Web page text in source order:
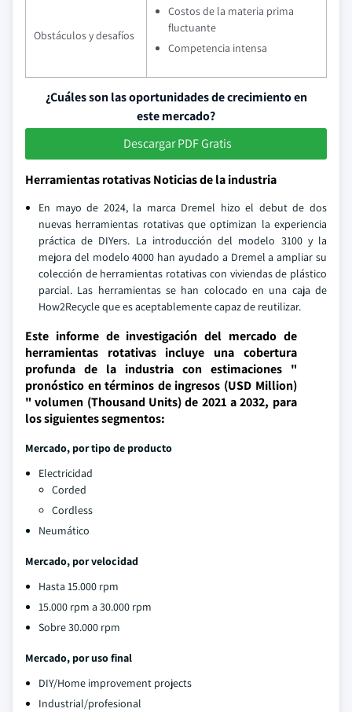
Obstáculos y desafíos
Costos de la materia prima
fluctuante
Competencia intensa
¿Cuáles son las oportunidades de crecimiento en
este mercado?
Descargar PDF Gratis
Herramientas rotativas Noticias de la industria
En mayo de 2024, la marca Dremel hizo el debut de dos
nuevas herramientas rotativas que optimizan la experiencia
práctica de DIYers. La introducción del modelo 3100 y la
mejora del modelo 4000 han ayudado a Dremel a ampliar su
colección de herramientas rotativas con viviendas de plástico
parcial. Las herramientas se han colocado en una caja de
How2Recycle que es aceptablemente capaz de reutilizar.
Este informe de investigación del mercado de
herramientas rotativas incluye una cobertura
profunda de la industria con estimaciones "
pronóstico en términos de ingresos (USD Million)
" volumen (Thousand Units) de 2021 a 2032, para
los siguientes segmentos:
Mercado, por tipo de producto
Electricidad
Corded
Cordless
Neumático
Mercado, por velocidad
Hasta 15.000 rpm
15.000 rpm a 30.000 rpm
Sobre 30.000 rpm
Mercado, por uso final
DIY/Home improvement projects
Industrial/profesional